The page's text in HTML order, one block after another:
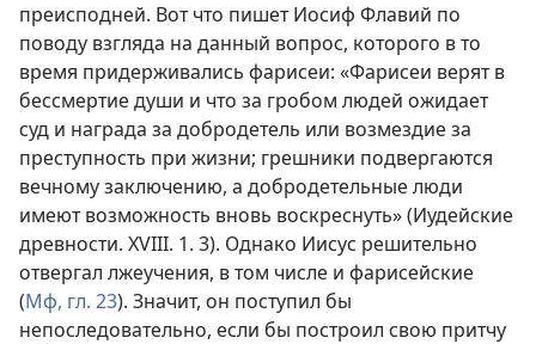
преисподней. Вот что пишет Иосиф Флавий по
поводу взгляда на данный вопрос, которого в то
время придерживались фарисеи: «Фарисеи верят в
бессмертие души и что за гробом людей ожидает
суд и награда за добродетель или возмездие за
преступность при жизни; грешники подвергаются
вечному заключению, а добродетельные люди
имеют возможность вновь воскреснуть» (Иудейские
древности. XVIII. 1. 3). Однако Иисус решительно
отвергал лжеучения, в том числе и фарисейские
(Мф, гл. 23). Значит, он поступил бы
непоследовательно, если бы построил свою притчу